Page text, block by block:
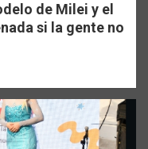
de Milei y el
si la gente no